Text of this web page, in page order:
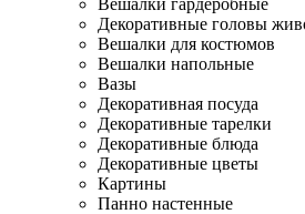
Вешалки гардеробные
Декоративные головы
Вешалки для костюмов
Вешалки напольные
Вазы
Декоративная посуда
Декоративные тарелки
Декоративные блюда
Декоративные цветы
Картины
Панно настенные